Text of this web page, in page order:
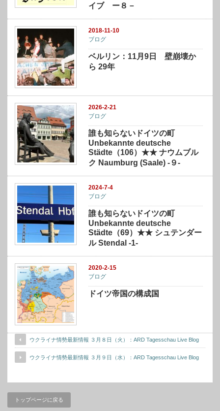
イブ ー８－
2018-11-10
ブログ
ベルリン：11月9日 壁崩壊か
ら 29年
2026-2-21
ブログ
誰も知らないドイツの町
Unbekannte deutsche
Städte（106）★★ ナウムブル
ク Naumburg (Saale) -９-
2024-7-4
ブログ
誰も知らないドイツの町
Unbekannte deutsche
Städte（69）★★ シュテンダー
ル Stendal -1-
2020-2-15
ブログ
ドイツ帝国の構成国
ウクライナ情勢最新情報 ３月８日（火）：ARD Tagesschau Live Blog
ウクライナ情勢最新情報 ３月９日（水）：ARD Tagesschau Live Blog
トップページに戻る